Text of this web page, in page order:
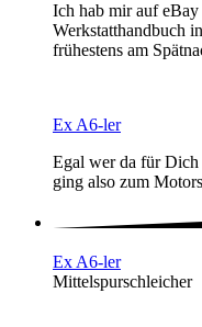
Ich hab mir auf
Werkstatthandbuch
frühestens am
Ex A6-ler
Egal wer da für Dich
ging also zum
Ex A6-ler
Mittelspurschleicher